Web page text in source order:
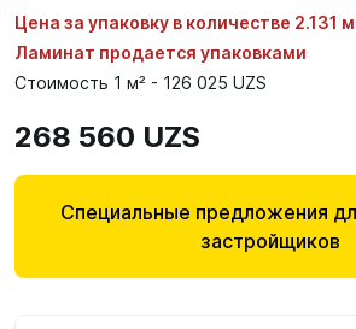
Цена за упаковку в количестве 2.131
Ламинат продается упаковками
Стоимость 1 м² - 126 025 UZS
268 560 UZS
Специальные предложения
застройщиков